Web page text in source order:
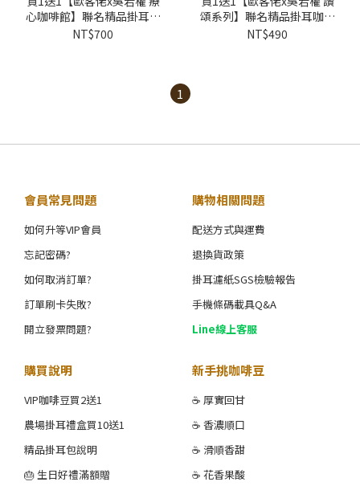
心咖啡館】聯名精品掛耳禮
盒(10入/盒)附提繩
NT$700
頌系列】聯名精品掛耳咖啡
禮盒(7入/盒)
NT$490
1
會員常見問題
如何升等VIP會員
忘記密碼?
如何取消訂單?
訂單刷卡失敗?
開立發票問題?
購物相關問題
配送方式與運費
退換貨政策
掛耳濾紙SGS檢驗報告
手機條碼載具Q&A
Line線上客服
購買說明
VIP咖啡豆買2送1
農場掛耳禮盒買10送1
精品掛耳包說明
🎂 生日好禮滿額贈
新手挑咖啡豆
☕ 厚實回甘
☕ 香濃順口
☕ 滑順香甜
☕ 花香果酸